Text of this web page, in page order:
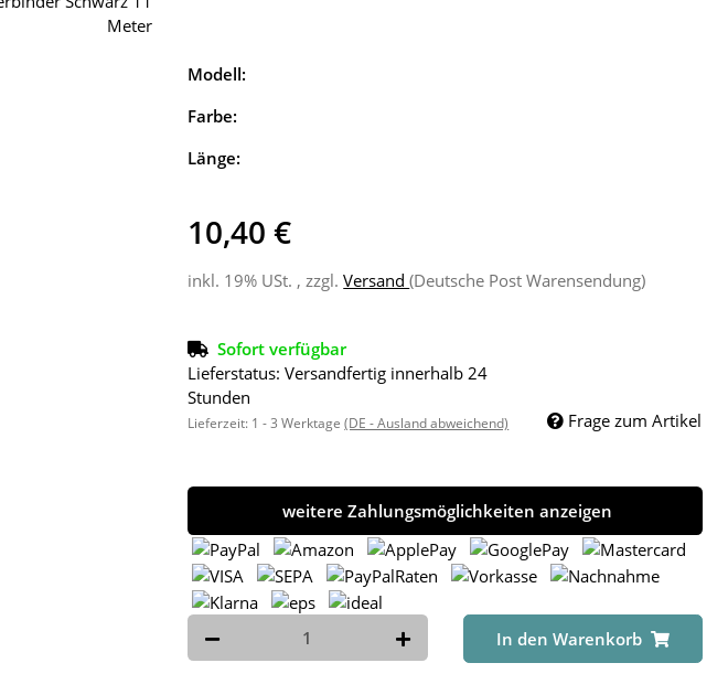
Modell:
Farbe:
Länge:
10,40 €
inkl. 19% USt. , zzgl.Versand(Deutsche Post Warensendung)
Sofort verfügbar
Lieferstatus: Versandfertig innerhalb 24
Stunden
Lieferzeit: 1 - 3 Werktage(DE - Ausland abweichend) Frage zum Artikel
weitere Zahlungsmöglichkeiten anzeigen
In den Warenkorb